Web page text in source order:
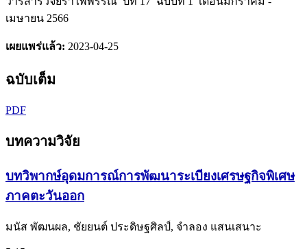
เมษายน 2566
เผยแพร่แล้ว: 2023-04-25
ฉบับเต็ม
PDF
บทความวิจัย
บทวิพากษ์อุดมการณ์การพัฒนาระเบียงเศรษฐกิจพิเศษ
ภาคตะวันออก
มนัส พัฒนผล, ชัยยนต์ ประดิษฐศิลป์, จำลอง แสนเสนาะ